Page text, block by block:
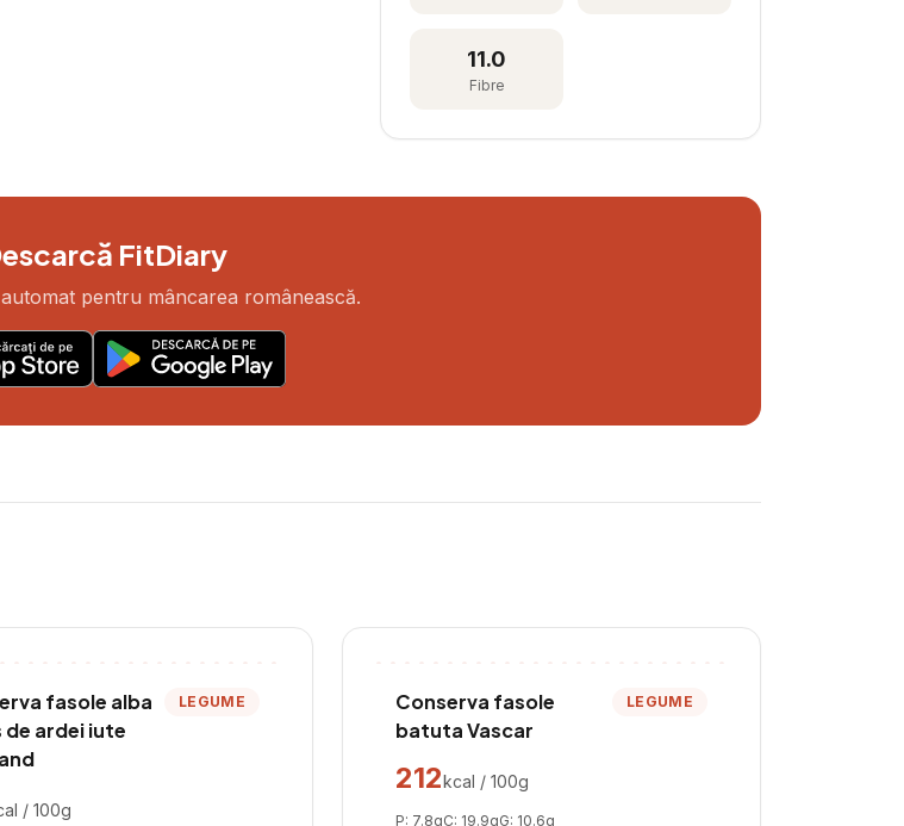
11.0
Fibre
FitDiary
pentru mâncarea românească.
fasole alba
de ardei iute
LEGUME
/ 100g
Conserva fasole
batuta Vascar
LEGUME
212kcal / 100g
P: 7.8gC: 19.9gG: 10.6g